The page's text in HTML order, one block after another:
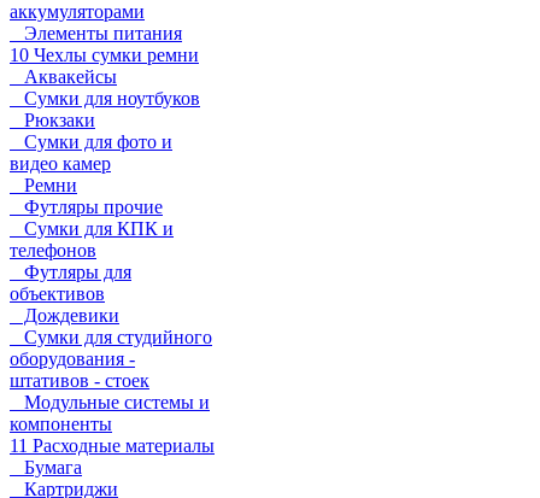
аккумуляторами
Элементы питания
10 Чехлы сумки ремни
Аквакейсы
Сумки для ноутбуков
Рюкзаки
Сумки для фото и
видео камер
Ремни
Футляры прочие
Сумки для КПК и
телефонов
Футляры для
объективов
Дождевики
Сумки для студийного
оборудования -
штативов - стоек
Модульные системы и
компоненты
11 Расходные материалы
Бумага
Картриджи